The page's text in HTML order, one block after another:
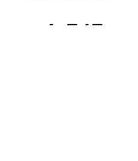
4,5/5